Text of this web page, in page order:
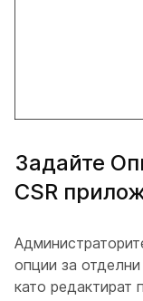
Задайте
CSR
опции за
като редактират